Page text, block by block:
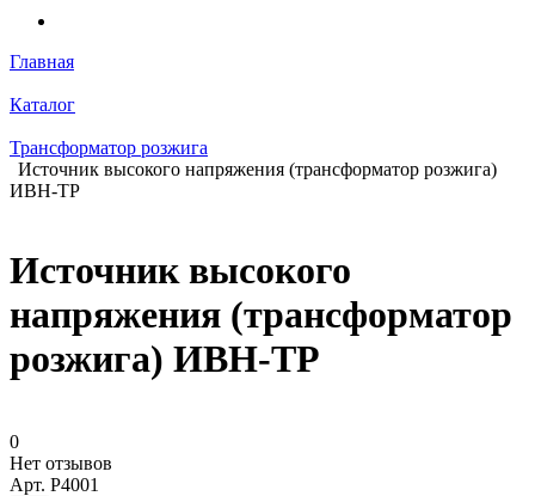
Главная
Каталог
Трансформатор розжига
Источник высокого напряжения (трансформатор розжига)
ИВН-ТР
Источник высокого
напряжения (трансформатор
розжига) ИВН-ТР
0
Нет отзывов
Арт. P4001